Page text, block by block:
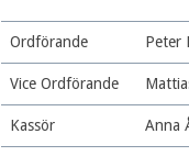
Ordförande Peter
Vice Ordförande
Kassör Anna